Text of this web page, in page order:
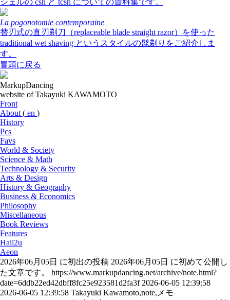
シェルの csh と tcsh についての資料集です。
La pogonotomie contemporaine
替刃式の直刃剃刀（replaceable blade straight razor）を使った
traditional wet shaving というスタイルの髭剃りをご紹介しま
す。
冒頭に戻る
MarkupDancing
website of Takayuki KAWAMOTO
Front
About ( en )
History
Pcs
Favs
World & Society
Science & Math
Technology & Security
Arts & Design
History & Geography
Business & Economics
Philosophy
Miscellaneous
Book Reviews
Features
Hail2u
Aeon
2026年06月05日 に初出の投稿 2026年06月05日 に初めて公開し
た文章です。
https://www.markupdancing.net/archive/note.html?
date=6ddb22ed42dbff8fc25e923581d2fa3f 2026-06-05 12:39:58
2026-06-05 12:39:58 Takayuki Kawamoto,note,メモ